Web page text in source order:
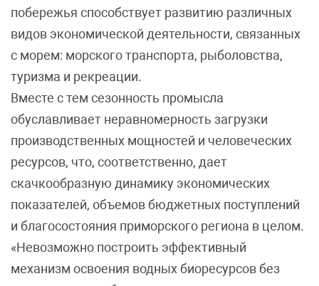
побережья способствует развитию различных
видов экономической деятельности, связанных
с морем: морского транспорта, рыболовства,
туризма и рекреации.
Вместе с тем сезонность промысла
обуславливает неравномерность загрузки
производственных мощностей и человеческих
ресурсов, что, соответственно, дает
скачкообразную динамику экономических
показателей, объемов бюджетных поступлений
и благосостояния приморского региона в целом.
«Невозможно построить эффективный
механизм освоения водных биоресурсов без